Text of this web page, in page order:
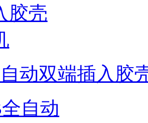
动双端插入胶